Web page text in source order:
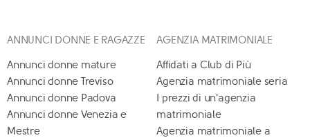
ANNUNCI DONNE E RAGAZZE
Annunci donne mature
Annunci donne Treviso
Annunci donne Padova
Annunci donne Venezia e
Mestre
AGENZIA MATRIMONIALE
Affidati a Club di Più
Agenzia matrimoniale seria
I prezzi di un'agenzia
matrimoniale
Agenzia matrimoniale a